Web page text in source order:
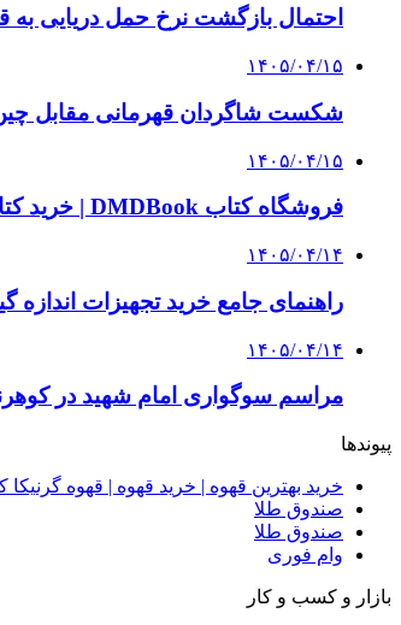
احتمال بازگشت نرخ حمل دریایی به قبل از جنگ
۱۴۰۵/۰۴/۱۵
شکست شاگردان قهرمانی مقابل چین
۱۴۰۵/۰۴/۱۵
فروشگاه کتاب DMDBook | خرید کتاب فانتزی، عاشقانه، دارک رومنس و رمان بدون حذفیات
۱۴۰۵/۰۴/۱۴
راهنمای جامع خرید تجهیزات اندازه
۱۴۰۵/۰۴/۱۴
مراسم سوگواری امام شهید در
پیوندها
خرید بهترین قهوه | خرید قهوه | قهوه گرنیکا
صندوق طلا
صندوق طلا
وام فوری
بازار و کسب و کار